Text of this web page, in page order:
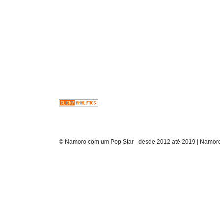
© Namoro com um Pop Star - desde 2012 até 2019 |